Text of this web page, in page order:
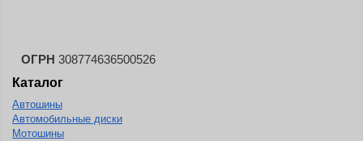
ОГРН 308774636500526
Каталог
Автошины
Автомобильные диски
Мотошины